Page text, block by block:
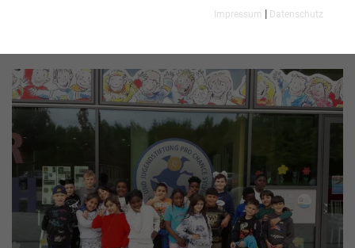
Impressum | Datenschutz